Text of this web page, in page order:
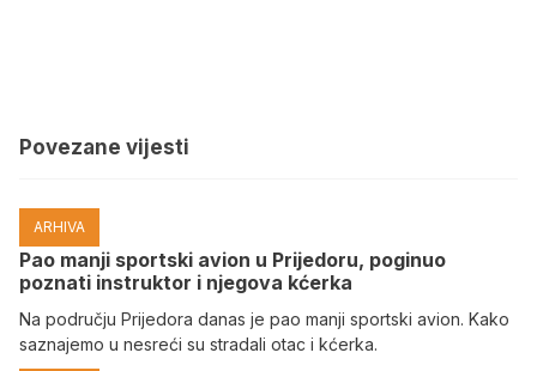
Povezane vijesti
ARHIVA
Pao manji sportski avion u Prijedoru, poginuo
poznati instruktor i njegova kćerka
Na području Prijedora danas je pao manji sportski avion. Kako
saznajemo u nesreći su stradali otac i kćerka.